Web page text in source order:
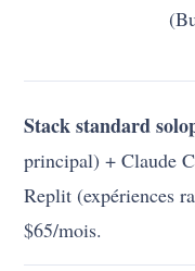
Stack standard
principal) + Claude
Replit (expériences
$65/mois.